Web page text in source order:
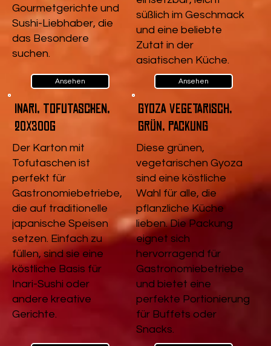
Gourmetgerichte und
Sushi-Liebhaber, die
das Besondere
suchen.
Ansehen
süßlich im Geschmack
und eine beliebte
Zutat in der
asiatischen Küche.
Ansehen
Inari, Tofutaschen,
20x300g
Der Karton mit
Tofutaschen ist
perfekt für
Gastronomiebetriebe,
die auf traditionelle
japanische Speisen
setzen. Einfach zu
füllen, sind sie eine
köstliche Basis für
Inari-Sushi oder
andere kreative
Gerichte.
Gyoza vegetarisch,
Grün, Packung
Diese grünen,
vegetarischen Gyoza
sind eine köstliche
Wahl für alle, die
pflanzliche Küche
lieben. Die Packung
eignet sich
hervorragend für
Gastronomiebetriebe
und bietet eine
perfekte Portionierung
für Buffets oder
Snacks.